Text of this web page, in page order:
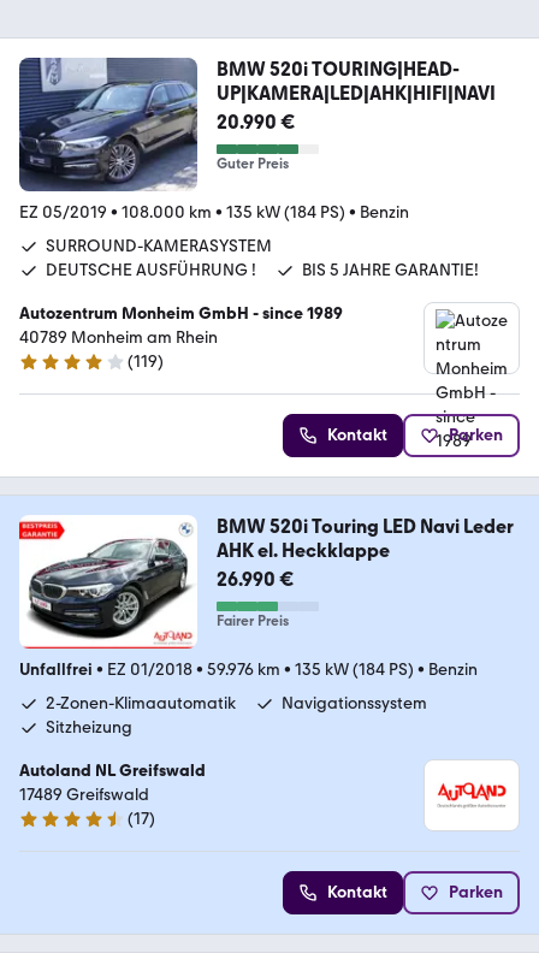
BMW 520i TOURING|HEAD-
UP|KAMERA|LED|AHK|HIFI|NAVI
20.990 €
Guter Preis
EZ 05/2019 • 108.000 km • 135 kW (184 PS) • Benzin
SURROUND-KAMERASYSTEM
DEUTSCHE AUSFÜHRUNG !
BIS 5 JAHRE GARANTIE!
Autozentrum Monheim GmbH - since 1989
40789 Monheim am Rhein
4 Sterne
(119)
Kontakt Parken
BMW 520i Touring LED Navi Leder
AHK el. Heckklappe
26.990 €
Fairer Preis
Unfallfrei • EZ 01/2018• 59.976 km • 135 kW (184 PS) • Benzin
2-Zonen-Klimaautomatik
Navigationssystem
Sitzheizung
Autoland NL Greifswald
17489 Greifswald
4.7 Sterne
(17)
Kontakt Parken